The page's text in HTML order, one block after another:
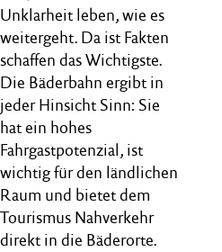
Unklarheit leben, wie es
weitergeht. Da ist Fakten
schaffen das Wichtigste.
Die Bäderbahn ergibt in
jeder Hinsicht Sinn: Sie
hat ein hohes
Fahrgastpotenzial, ist
wichtig für den ländlichen
Raum und bietet dem
Tourismus Nahverkehr
direkt in die Bäderorte.